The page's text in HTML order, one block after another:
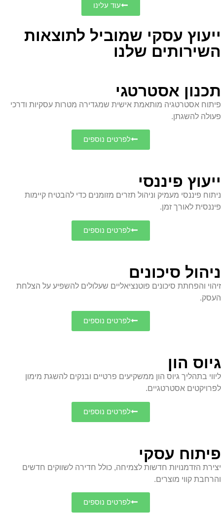
עוד עלינו
ייעוץ עסקי שמוביל לתוצאות
השירותים שלנו
תכנון אסטרטגי
פיתוח אסטרטגיה מותאמת אישית שמגדירה מטרות עסקיות ודרכי
פעולה להשגתן.
לפרטים נוספים
ייעוץ פיננסי
ניתוח פיננסי מעמיק וניהול תזרים מזומנים כדי להבטיח קיימות
פיננסית לאורך זמן.
לפרטים נוספים
ניהול סיכונים
זיהוי והפחתת סיכונים פוטנציאליים שעלולים להשפיע על הצלחת
העסק.
לפרטים נוספים
גיוס הון
ליווי בתהליך גיוס הון ממשקיעים פרטיים ובנקים להשגת מימון
לפרויקטים אסטרטגיים.
לפרטים נוספים
פיתוח עסקי
יצירת הזדמנויות חדשות לצמיחה, כולל חדירה לשווקים חדשים
והרחבת קווי מוצרים.
לפרטים נוספים